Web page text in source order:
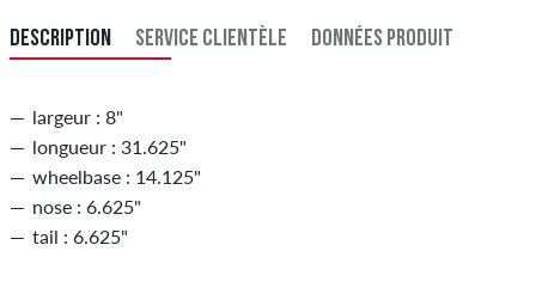
DESCRIPTION SERVICE CLIENTÈLE DONNÉES PRODUIT
largeur : 8"
longueur : 31.625"
wheelbase : 14.125"
nose : 6.625"
tail : 6.625"